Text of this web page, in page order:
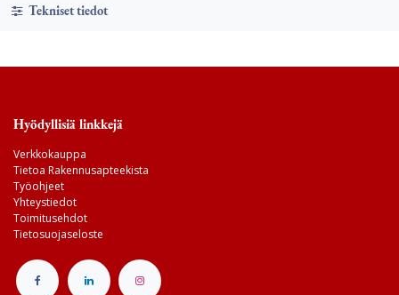
Tekniset tiedot
Hyödyllisiä linkkejä
Verkkokauppa
Tietoa Rakennusapteekista
Työohjeet
Yhteystiedot
Toimitusehdot
Tietosuojaseloste